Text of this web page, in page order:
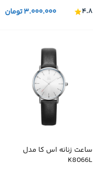
۳.۰۰۰.۰۰۰تومان ۴.۸
ساعت زنانه اس کا مدل
K8066L